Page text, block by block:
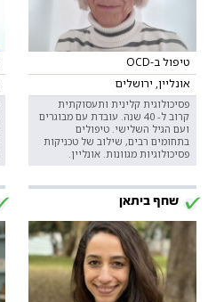
טיפול ב-OCD
אונליין, ירושלים
פסיכולוגית קלינית ותעסוקתית
קרוב ל- 40 שנה. עובדת עם מבוגרים
ועם הגיל השלישי. טיפולים
בתחומים רבים, שילוב של טכניקות
פסיכולוגיות מגוונות. אונליין.
שחף ביתאן